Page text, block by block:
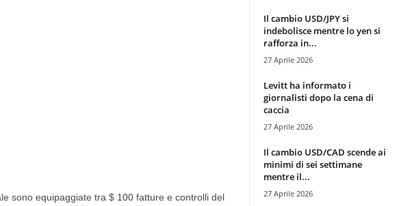
sono equipaggiate tra $ 100 fatture e controlli del
Il cambio USD/JPY si
indebolisce mentre lo yen si
rafforza in...
27 Aprile 2026
Levitt ha informato i
giornalisti dopo la cena di
caccia
27 Aprile 2026
Il cambio USD/CAD scende ai
minimi di sei settimane
mentre il...
27 Aprile 2026